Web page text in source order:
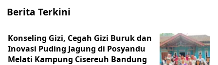
Berita Terkini
Konseling Gizi, Cegah Gizi Buruk dan
Inovasi Puding Jagung di Posyandu
Melati Kampung Cisereuh Bandung